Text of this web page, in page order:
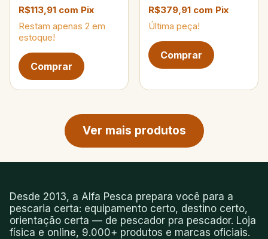
R$113,91 com Pix
Restam apenas 2 em
estoque!
R$379,91 com Pix
Última peça!
Ver mais produtos
Desde 2013, a Alfa Pesca prepara você para a
pescaria certa: equipamento certo, destino certo,
orientação certa — de pescador pra pescador. Loja
física e online, 9.000+ produtos e marcas oficiais.